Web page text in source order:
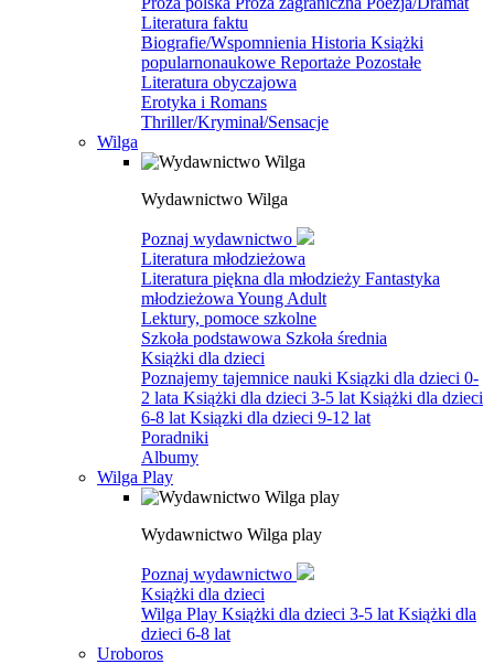
Literatura faktu
Biografie/Wspomnienia Historia Książki
popularnonaukowe Reportaże Pozostałe
Literatura obyczajowa
Erotyka i Romans
Thriller/Kryminał/Sensacje
Wilga
Wydawnictwo Wilga
Poznaj wydawnictwo
Literatura młodzieżowa
Literatura piękna dla młodzieży Fantastyka
młodzieżowa Young Adult
Lektury, pomoce szkolne
Szkoła podstawowa Szkoła średnia
Książki dla dzieci
Poznajemy tajemnice nauki Ksiązki dla dzieci 0-
2 lata Książki dla dzieci 3-5 lat Książki dla dzieci
6-8 lat Ksiązki dla dzieci 9-12 lat
Poradniki
Albumy
Wilga Play
Wydawnictwo Wilga play
Poznaj wydawnictwo
Książki dla dzieci
Wilga Play Książki dla dzieci 3-5 lat Książki dla
dzieci 6-8 lat
Uroboros